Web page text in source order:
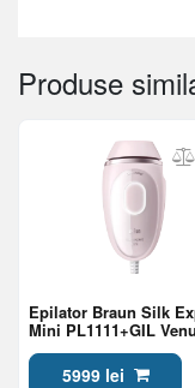
Produse
Epilator Braun Silk
Mini PL1111+GIL
5999 lei